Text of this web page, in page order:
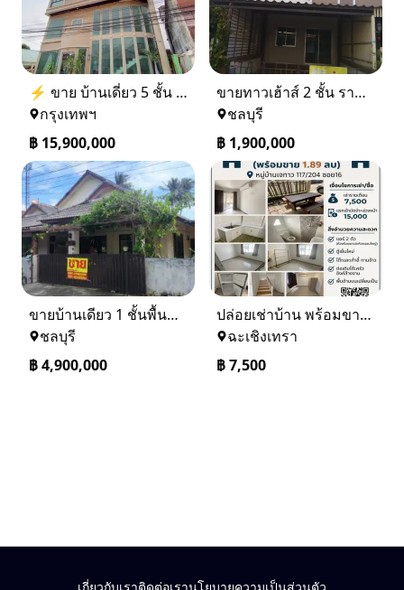
⚡ ขาย บ้านเดี่ยว 5 ชั้น ซอย ประชาชื่น 14 ใกล้ BTS
กรุงเทพฯ
฿ 15,900,000
ขายทาวเฮ้าส์ 2 ชั้น ราคา 1.9 ล้านบาท ที่อยู่ ศรีราชา ชลบุรี
ชลบุรี
฿ 1,900,000
ขายบ้านเดียว 1 ชั้นพื้นที่ 102 ตรว บางละมุง ชลบุรี
ชลบุรี
฿4,900,000
ปล่อยเช่าบ้าน พร้อมขาย หมู่บ้านเจทาว ตำบลแสนภูดาษ
ฉะเชิงเทรา
฿7,500